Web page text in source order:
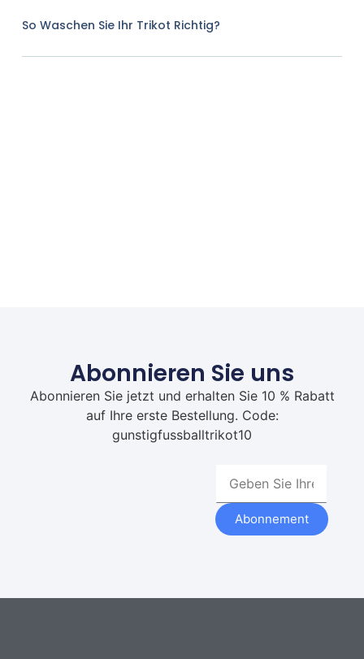
So Waschen Sie Ihr Trikot Richtig?
Abonnieren Sie uns
Abonnieren Sie jetzt und erhalten Sie 10 % Rabatt
auf Ihre erste Bestellung. Code:
gunstigfussballtrikot10
Abonnement